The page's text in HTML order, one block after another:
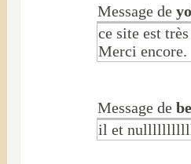
Message de
ce site est
Merci encore.
Message de
il et